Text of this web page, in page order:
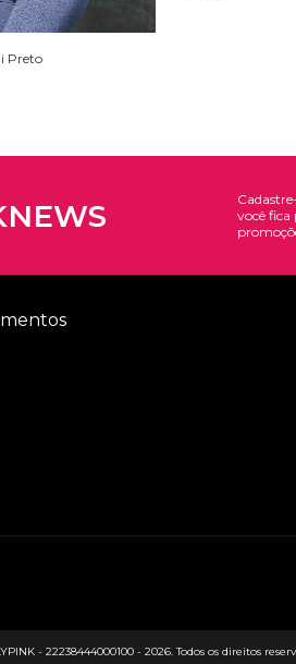
Preto
você fica
- 22238444000100 - 2026. Todos os direitos